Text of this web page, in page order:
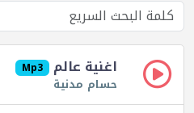
اغنية عالم Mp3
حسام مدنية